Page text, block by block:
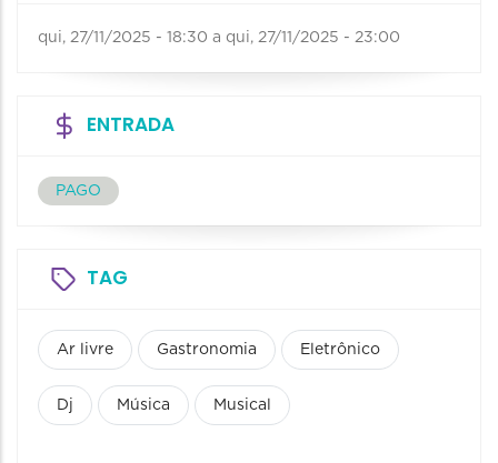
qui, 27/11/2025 - 18:30 a qui, 27/11/2025 - 23:00
ENTRADA
PAGO
TAG
Ar livre Gastronomia Eletrônico
Dj Música Musical